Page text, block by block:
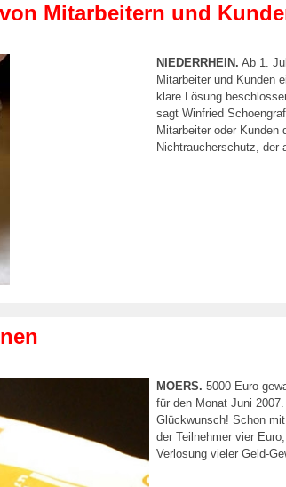
Mitarbeitern und
NIEDERRHEIN. Ab 1.
Mitarbeiter und Kunden
klare Lösung
sagt Winfried
Mitarbeiter oder Kunden
Nichtraucherschutz, der
MOERS. 5000 Euro
für den Monat Juni
Glückwunsch! Schon
der Teilnehmer vier
Verlosung vieler Geld-